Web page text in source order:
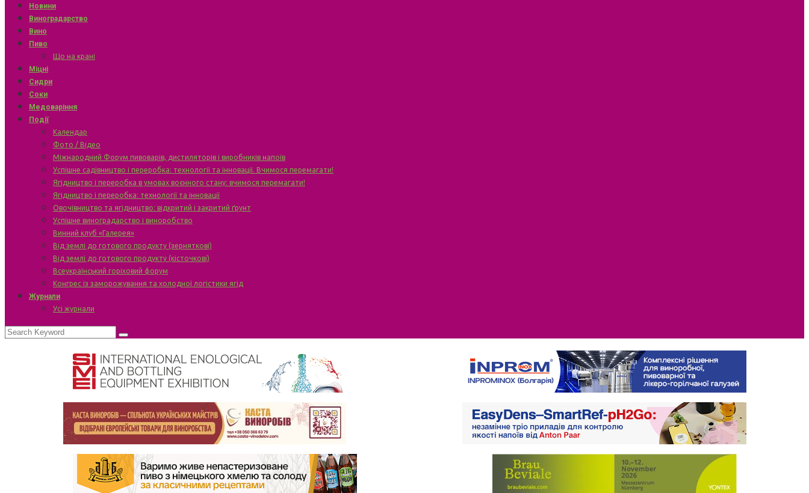
Новини
Виноградарство
Вино
Пиво
Що на крані
Міцні
Сидри
Соки
Медоваріння
Події
Календар
Фото / Відео
Міжнародний Форум пивоварів, дистиляторів і виробників напоїв
Успішне садівництво і переробка: технології та інновації. Вчимося перемагати!
Ягідництво і переробка в умовах воєнного стану: вчимося перемагати!
Ягідництво і переробка: технології та інновації
Овочівництво та ягідництво: відкритий і закритий ґрунт
Успішне виноградарство і виноробство
Винний клуб «Галерея»
Від землі до готового продукту (зерняткові)
Від землі до готового продукту (кісточкові)
Всеукраїнський горіховий форум
Конгрес із заморожування та холодної логістики ягід
Журнали
Усі журнали